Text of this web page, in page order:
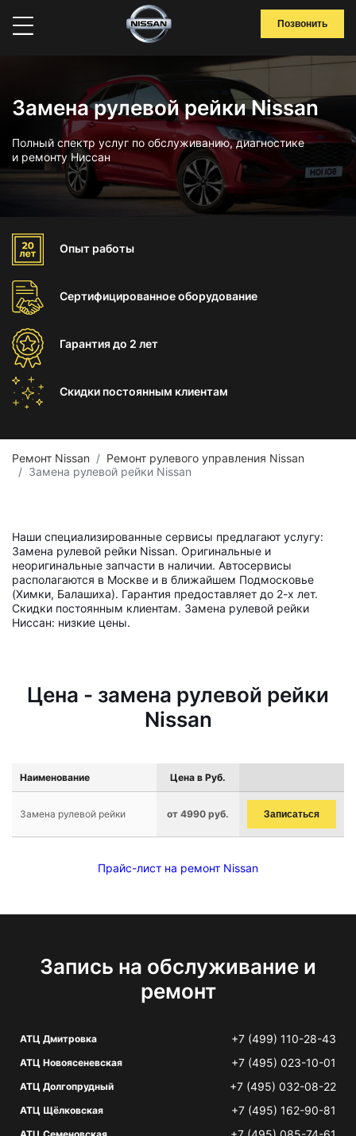
Позвонить
Замена рулевой рейки Nissan
Полный спектр услуг по обслуживанию, диагностике
и ремонту Ниссан
Опыт работы
Сертифицированноеоборудование
Гарантиядо 2 лет
Скидки постоянным клиентам
Ремонт Nissan
Ремонт рулевого управления Nissan
Замена рулевой рейки Nissan
Наши специализированные сервисы предлагают услугу:
Замена рулевой рейки Nissan. Оригинальные и
неоригинальные запчасти в наличии. Автосервисы
располагаются в Москве и в ближайшем Подмосковье
(Химки, Балашиха). Гарантия предоставляет до 2-х лет.
Скидки постоянным клиентам. Замена рулевой рейки
Ниссан: низкие цены.
Цена - замена рулевой рейки
Nissan
Наименование Цена в Руб.
Замена рулевой рейки от 4990 руб. Записаться
Прайс-лист на ремонт Nissan
Запись на обслуживание и
ремонт
АТЦ Дмитровка +7 (499) 110-28-43
АТЦ Новоясеневская +7 (495) 023-10-01
АТЦ Долгопрудный +7 (495) 032-08-22
АТЦ Щёлковская +7 (495) 162-90-81